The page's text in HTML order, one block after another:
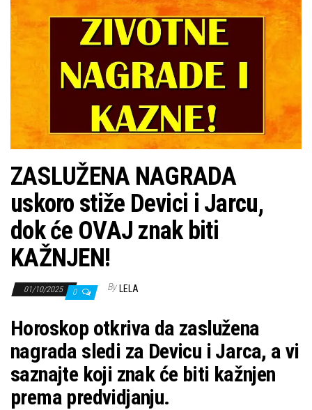
ZASLUŽENA NAGRADA
uskoro stiže Devici i Jarcu,
dok će OVAJ znak biti
KAŽNJEN!
01/10/2025 0 By LELA
Horoskop otkriva da zaslužena
nagrada sledi za Devicu i Jarca, a vi
saznajte koji znak će biti kažnjen
prema predvidjanju.